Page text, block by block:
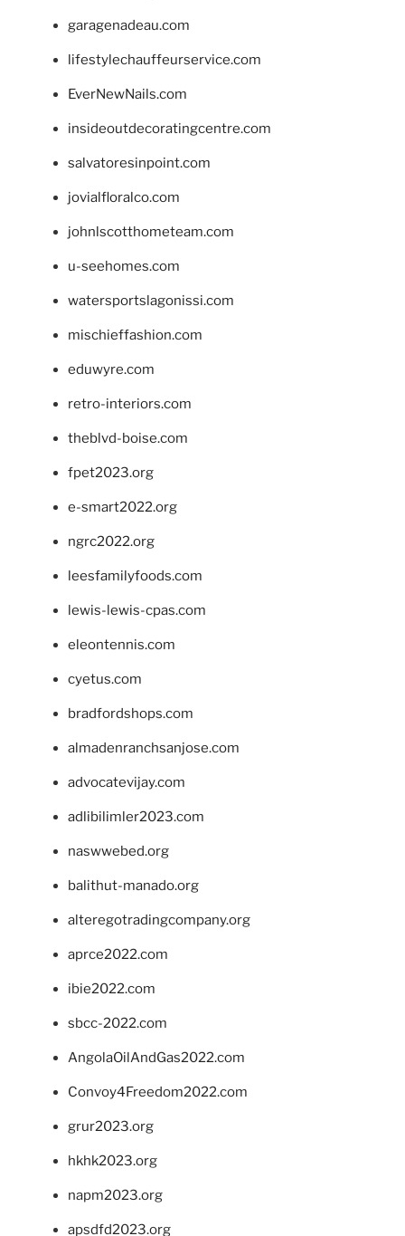
garagenadeau.com
lifestylechauffeurservice.com
EverNewNails.com
insideoutdecoratingcentre.com
salvatoresinpoint.com
jovialfloralco.com
johnlscotthometeam.com
u-seehomes.com
watersportslagonissi.com
mischieffashion.com
eduwyre.com
retro-interiors.com
theblvd-boise.com
fpet2023.org
e-smart2022.org
ngrc2022.org
leesfamilyfoods.com
lewis-lewis-cpas.com
eleontennis.com
cyetus.com
bradfordshops.com
almadenranchsanjose.com
advocatevijay.com
adlibilimler2023.com
naswwebed.org
balithut-manado.org
alteregotradingcompany.org
aprce2022.com
ibie2022.com
sbcc-2022.com
AngolaOilAndGas2022.com
Convoy4Freedom2022.com
grur2023.org
hkhk2023.org
napm2023.org
apsdfd2023.org